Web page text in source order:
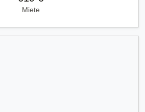
Miete